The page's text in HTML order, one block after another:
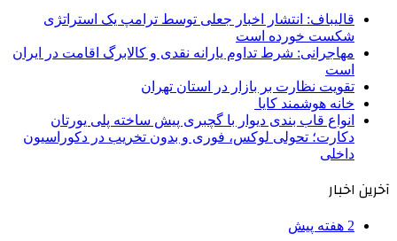
قالیباف: انتشار اخبار جعلی توسط ترامپ یک استراتژی
شکست خورده است
مهاجرانی: شرط تداوم یارانه نقدی و کالابرگ اقامت در ایران
است
تقویت نظارت بر بازار در استان تهران
خانه هوشمند کایا
انواع قاب بندی دیوار با گچبری پیش ساخته پلی یورتان
دکارت؛ تحولی لوکس، فوری و بدون تخریب در دکوراسیون
داخلی
آخرین اخبار
2 هفته پیش